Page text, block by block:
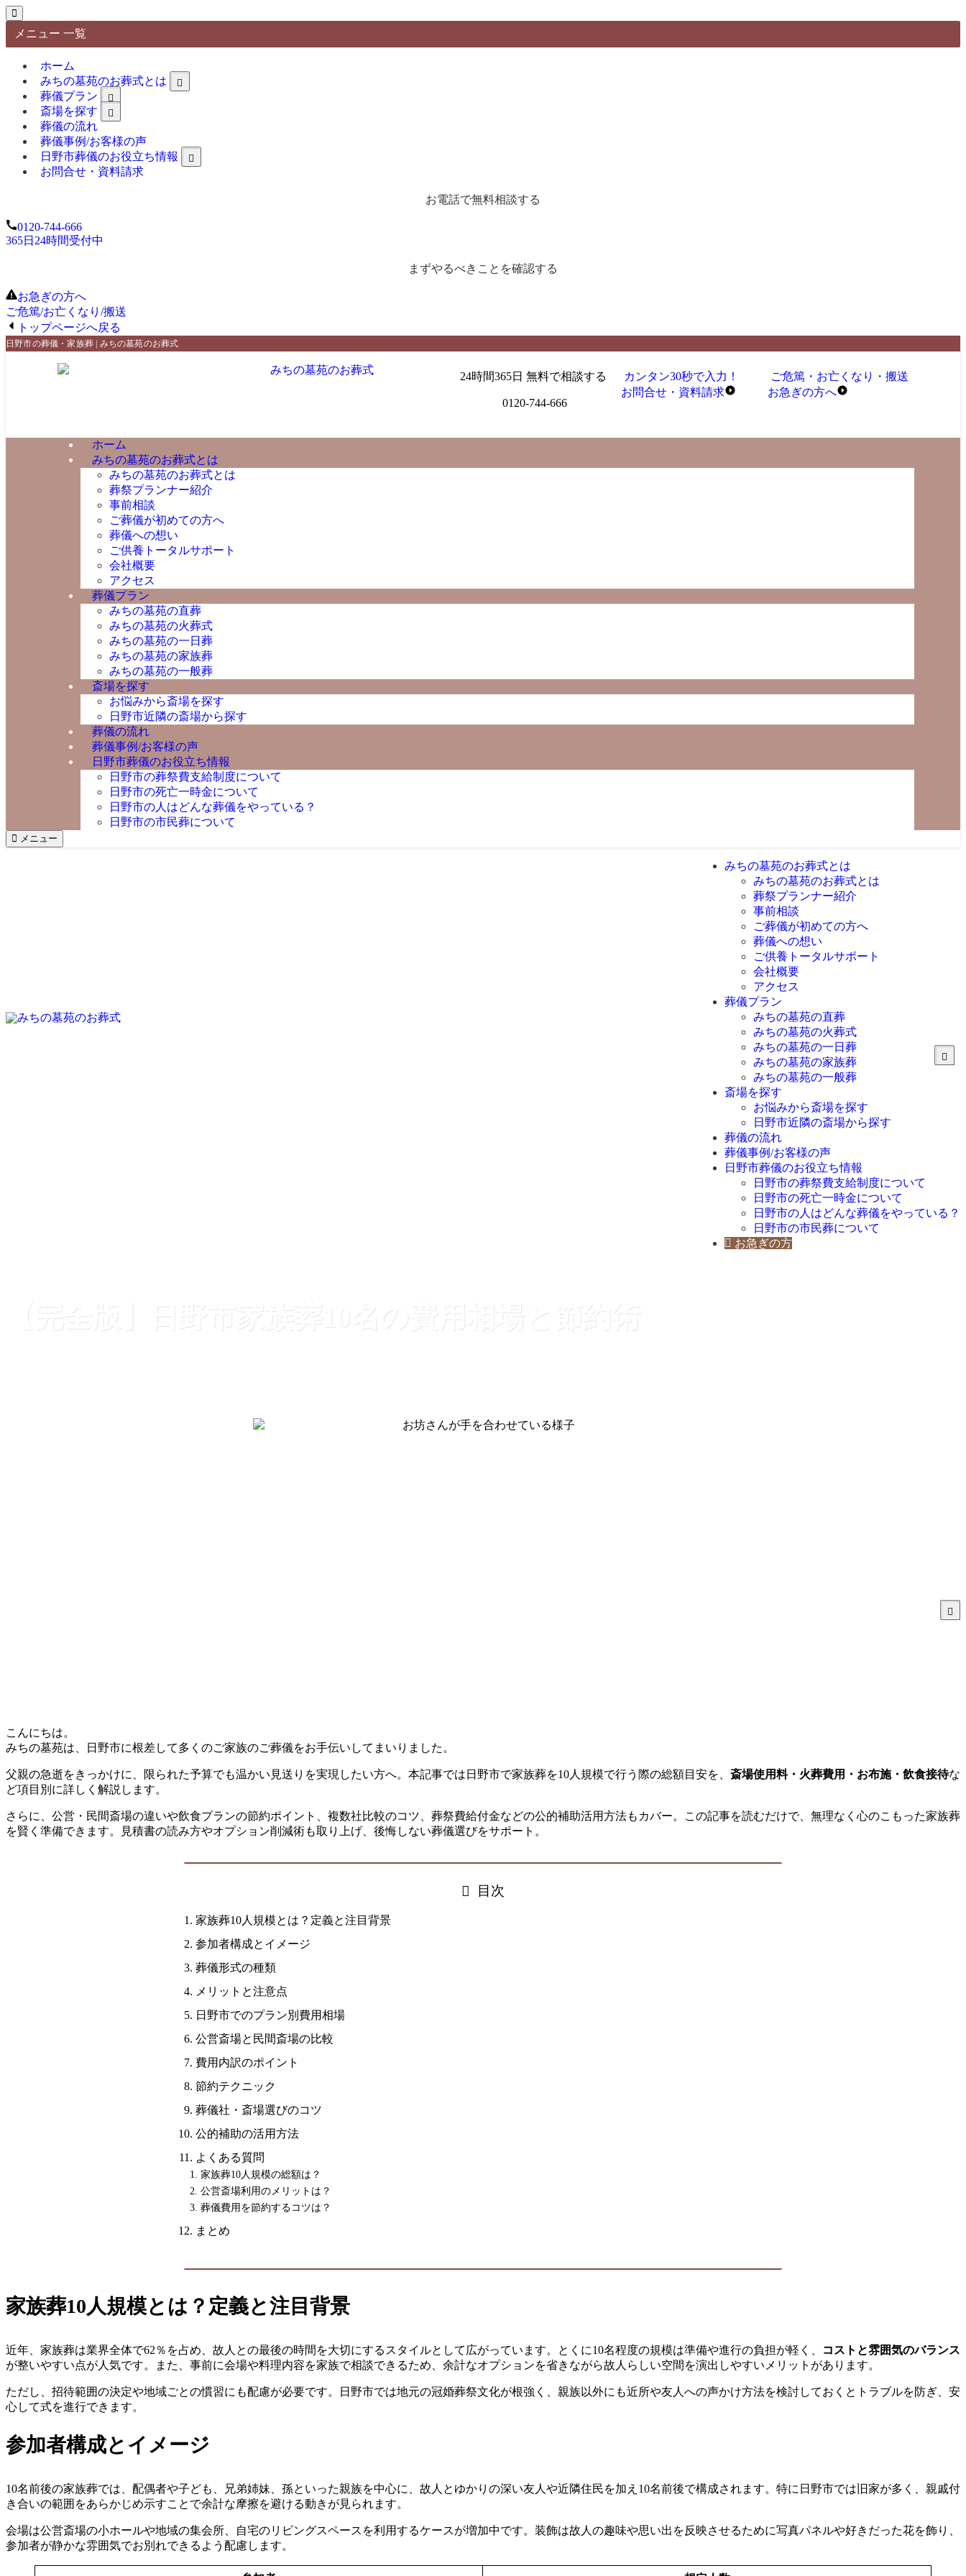
メニュー 一覧
ホーム
みちの墓苑のお葬式とは
葬儀プラン
斎場を探す
葬儀の流れ
葬儀事例/お客様の声
日野市葬儀のお役立ち情報
お問合せ・資料請求
お電話で無料相談する
0120-744-666
365日24時間受付中
まずやるべきことを確認する
お急ぎの方へ
ご危篤/お亡くなり/搬送
トップページへ戻る
日野市の葬儀・家族葬 | みちの墓苑のお葬式
ホーム
みちの墓苑のお葬式とは
みちの墓苑のお葬式とは
葬祭プランナー紹介
事前相談
ご葬儀が初めての方へ
葬儀への想い
ご供養トータルサポート
会社概要
アクセス
葬儀プラン
みちの墓苑の直葬
みちの墓苑の火葬式
みちの墓苑の一日葬
みちの墓苑の家族葬
みちの墓苑の一般葬
斎場を探す
お悩みから斎場を探す
日野市近隣の斎場から探す
葬儀の流れ
葬儀事例/お客様の声
日野市葬儀のお役立ち情報
日野市の葬祭費支給制度について
日野市の死亡一時金について
日野市の人はどんな葬儀をやっている？
日野市の市民葬について
24時間365日 無料で相談する
0120-744-666
カンタン30秒で入力！
お問合せ・資料請求
ご危篤・お亡くなり・搬送
お急ぎの方へ
メニュー
みちの墓苑のお葬式とは
みちの墓苑のお葬式とは
葬祭プランナー紹介
事前相談
ご葬儀が初めての方へ
葬儀への想い
ご供養トータルサポート
会社概要
アクセス
葬儀プラン
みちの墓苑の直葬
みちの墓苑の火葬式
みちの墓苑の一日葬
みちの墓苑の家族葬
みちの墓苑の一般葬
斎場を探す
お悩みから斎場を探す
日野市近隣の斎場から探す
葬儀の流れ
葬儀事例/お客様の声
日野市葬儀のお役立ち情報
日野市の葬祭費支給制度について
日野市の死亡一時金について
日野市の人はどんな葬儀をやっている？
日野市の市民葬について
お急ぎの方
【完全版】日野市家族葬10名の費用相場と節約術
こんにちは。
みちの墓苑は、日野市に根差して多くのご家族のご葬儀をお手伝いしてまいりました。
父親の急逝をきっかけに、限られた予算でも温かい見送りを実現したい方へ。本記事では日野市で家族葬を10人規模で行う際の総額目安を、斎場使用料・火葬費用・お布施・飲食接待な
ど項目別に詳しく解説します。
さらに、公営・民間斎場の違いや飲食プランの節約ポイント、複数社比較のコツ、葬祭費給付金などの公的補助活用方法もカバー。この記事を読むだけで、無理なく心のこもった家族葬
を賢く準備できます。見積書の読み方やオプション削減術も取り上げ、後悔しない葬儀選びをサポート。
目次
家族葬10人規模とは？定義と注目背景
参加者構成とイメージ
葬儀形式の種類
メリットと注意点
日野市でのプラン別費用相場
公営斎場と民間斎場の比較
費用内訳のポイント
節約テクニック
葬儀社・斎場選びのコツ
公的補助の活用方法
よくある質問
家族葬10人規模の総額は？
公営斎場利用のメリットは？
葬儀費用を節約するコツは？
まとめ
家族葬10人規模とは？定義と注目背景
近年、家族葬は業界全体で62％を占め、故人との最後の時間を大切にするスタイルとして広がっています。とくに10名程度の規模は準備や進行の負担が軽く、
コストと雰囲気のバランス
が整いやすい点が人気です。また、事前に会場や料理内容を家族で相談できるため、余計なオプションを省きながら故人らしい空間を演出しやすいメリットがあります。
ただし、招待範囲の決定や地域ごとの慣習にも配慮が必要です。日野市では地元の冠婚葬祭文化が根強く、親族以外にも近所や友人への声かけ方法を検討しておくとトラブルを防ぎ、安
心して式を進行できます。
参加者構成とイメージ
10名前後の家族葬では、配偶者や子ども、兄弟姉妹、孫といった親族を中心に、故人とゆかりの深い友人や近隣住民を加え10名前後で構成されます。特に日野市では旧家が多く、親戚付
き合いの範囲をあらかじめ示すことで余計な摩擦を避ける動きが見られます。
会場は公営斎場の小ホールや地域の集会所、自宅のリビングスペースを利用するケースが増加中です。装飾は故人の趣味や思い出を反映させるために写真パネルや好きだった花を飾り、
参加者が静かな雰囲気でお別れできるよう配慮します。